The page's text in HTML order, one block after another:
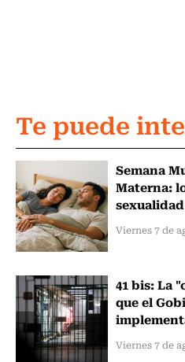
Te puede
Semana
Materna:
Viernes 7 de
41 bis: La
que el
Viernes 7 de